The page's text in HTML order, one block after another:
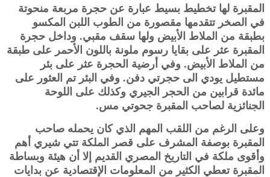
المقبرة لها تخطيط بسيط عبارة عن حجرة مربعة منحوتة
في الصخر تتقدمها مقصورة من الطوب اللبن المكسو
بطبقة من الملاط الأبيض ولها سقف مقبي. وداخل حجرة
المقبرة عثر على بقايا رسوم ملونة باللون الأحمر على طبقة
من الملاط الأبيض. وفي أرضية الحجرة عثر على بئر
مستطيل يودي الى حجرتي دفن. وفي البئر تم العثور على
مائدة قرابين من الحجر الجيري وكذلك على اللوحة
الجنائزية لصاحب المقبرة جحوتي مس.
وعلى الرغم من اللقب المهم الذي كان يحمله صاحب
المقبرة بوصفة المشرف على قصر الملكة تتي شيري أهم
وأقوى ملكة في التاريخ المصري القديم إلا أن هيئة وبساطة
المقبرة تعطي الكثير من المعلومات الإقتصادية عن بدايات